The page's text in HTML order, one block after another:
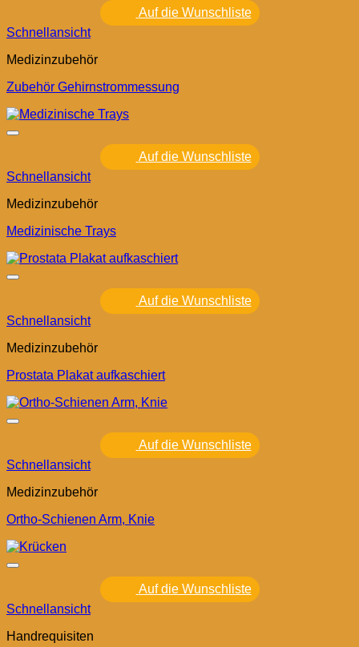
Auf die Wunschliste
Schnellansicht
Medizinzubehör
Zubehör Gehirnstrommessung
Auf die Wunschliste
Schnellansicht
Medizinzubehör
Medizinische Trays
Auf die Wunschliste
Schnellansicht
Medizinzubehör
Prostata Plakat aufkaschiert
Auf die Wunschliste
Schnellansicht
Medizinzubehör
Ortho-Schienen Arm, Knie
Auf die Wunschliste
Schnellansicht
Handrequisiten